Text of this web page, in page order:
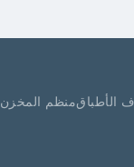
الأطباقمنظم المخزن